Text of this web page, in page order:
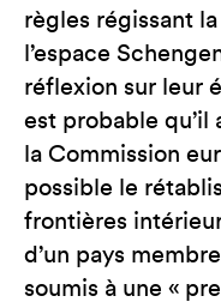
règles régissant
l’espace
réflexion sur leur
est probable qu’il
la Commission
possible le
frontières
d’un pays
soumis à une «